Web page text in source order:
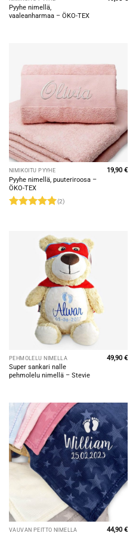
Pyyhe nimellä,
vaaleanharmaa – ÖKO-TEX
NIMIKOITU PYYHE
Pyyhe nimellä, puuteriroosa –
ÖKO-TEX
/ 5
(2)
19,90€
PEHMOLELU NIMELLÄ
Super sankari nalle
pehmolelu nimellä – Stevie
49,90€
VAUVAN PEITTO NIMELLÄ 44,90€